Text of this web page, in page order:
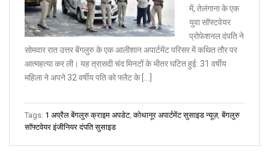
में, तेलंगाना के एक
युवा सॉफ्टवेयर
प्रोफेशनल दंपति ने
सोमवार रात उत्तर बेंगलुरु के एक आलीशान अपार्टमेंट परिसर में कथित तौर पर
आत्महत्या कर ली। यह त्रासदी चंद मिनटों के भीतर घटित हुई: 31 वर्षीय
महिला ने अपने 32 वर्षीय पति को फ्लैट के […]
Tags: 1 अप्रैल बेंगलुरु क्राइम अपडेट,कोथानूर अपार्टमेंट सुसाइड न्यूज़,बेंगलुरु
सॉफ्टवेयर इंजीनियर दंपति सुसाइड